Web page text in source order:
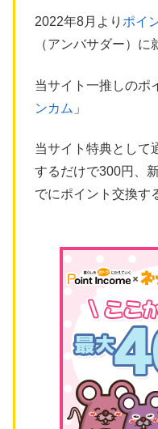
2022年8月より ポイ
（アンバサダー）に
当サイト一推しのポ
ンカム 」
当サイト特典として
するだけで300円、
でにポイント交換す